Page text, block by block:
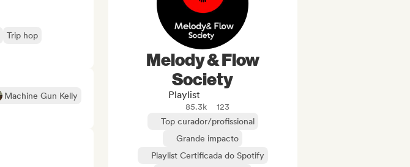
Trip hop
Machine Gun Kelly
Melody & Flow
Society
Playlist
85.3k
123
Top curador/profissional
Grande impacto
Playlist Certificada do Spotify